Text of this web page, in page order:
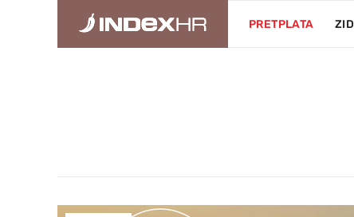
PRETPLATA ZID